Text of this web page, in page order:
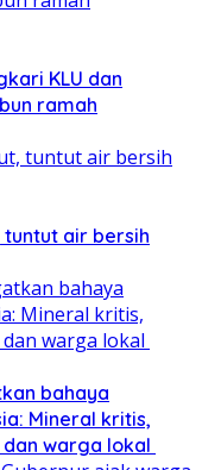
KLU dan
ramah
tuntut air bersih
bahaya
Mineral kritis,
warga lokal